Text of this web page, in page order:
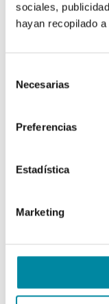
sociales,
hayan recopilado
Necesarias
Preferencias
Estadística
Marketing